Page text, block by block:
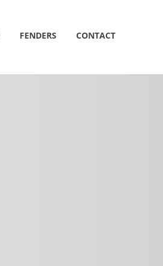
FENDERS CONTACT